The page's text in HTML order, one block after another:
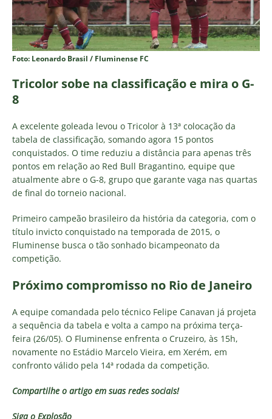
Foto: Leonardo Brasil / Fluminense FC
Tricolor sobe na classificação e mira o G-
8
A excelente goleada levou o Tricolor à 13ª colocação da
tabela de classificação, somando agora 15 pontos
conquistados. O time reduziu a distância para apenas três
pontos em relação ao Red Bull Bragantino, equipe que
atualmente abre o G-8, grupo que garante vaga nas quartas
de final do torneio nacional.
Primeiro campeão brasileiro da história da categoria, com o
título invicto conquistado na temporada de 2015, o
Fluminense busca o tão sonhado bicampeonato da
competição.
Próximo compromisso no Rio de Janeiro
A equipe comandada pelo técnico Felipe Canavan já projeta
a sequência da tabela e volta a campo na próxima terça-
feira (26/05). O Fluminense enfrenta o Cruzeiro, às 15h,
novamente no Estádio Marcelo Vieira, em Xerém, em
confronto válido pela 14ª rodada da competição.
Compartilhe o artigo em suas redes sociais!
Siga o Explosão